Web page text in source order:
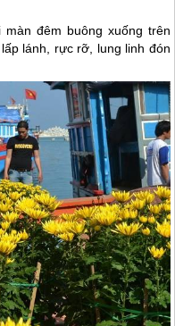
màn đêm buông xuống trên
lánh, rực rỡ, lung linh đón